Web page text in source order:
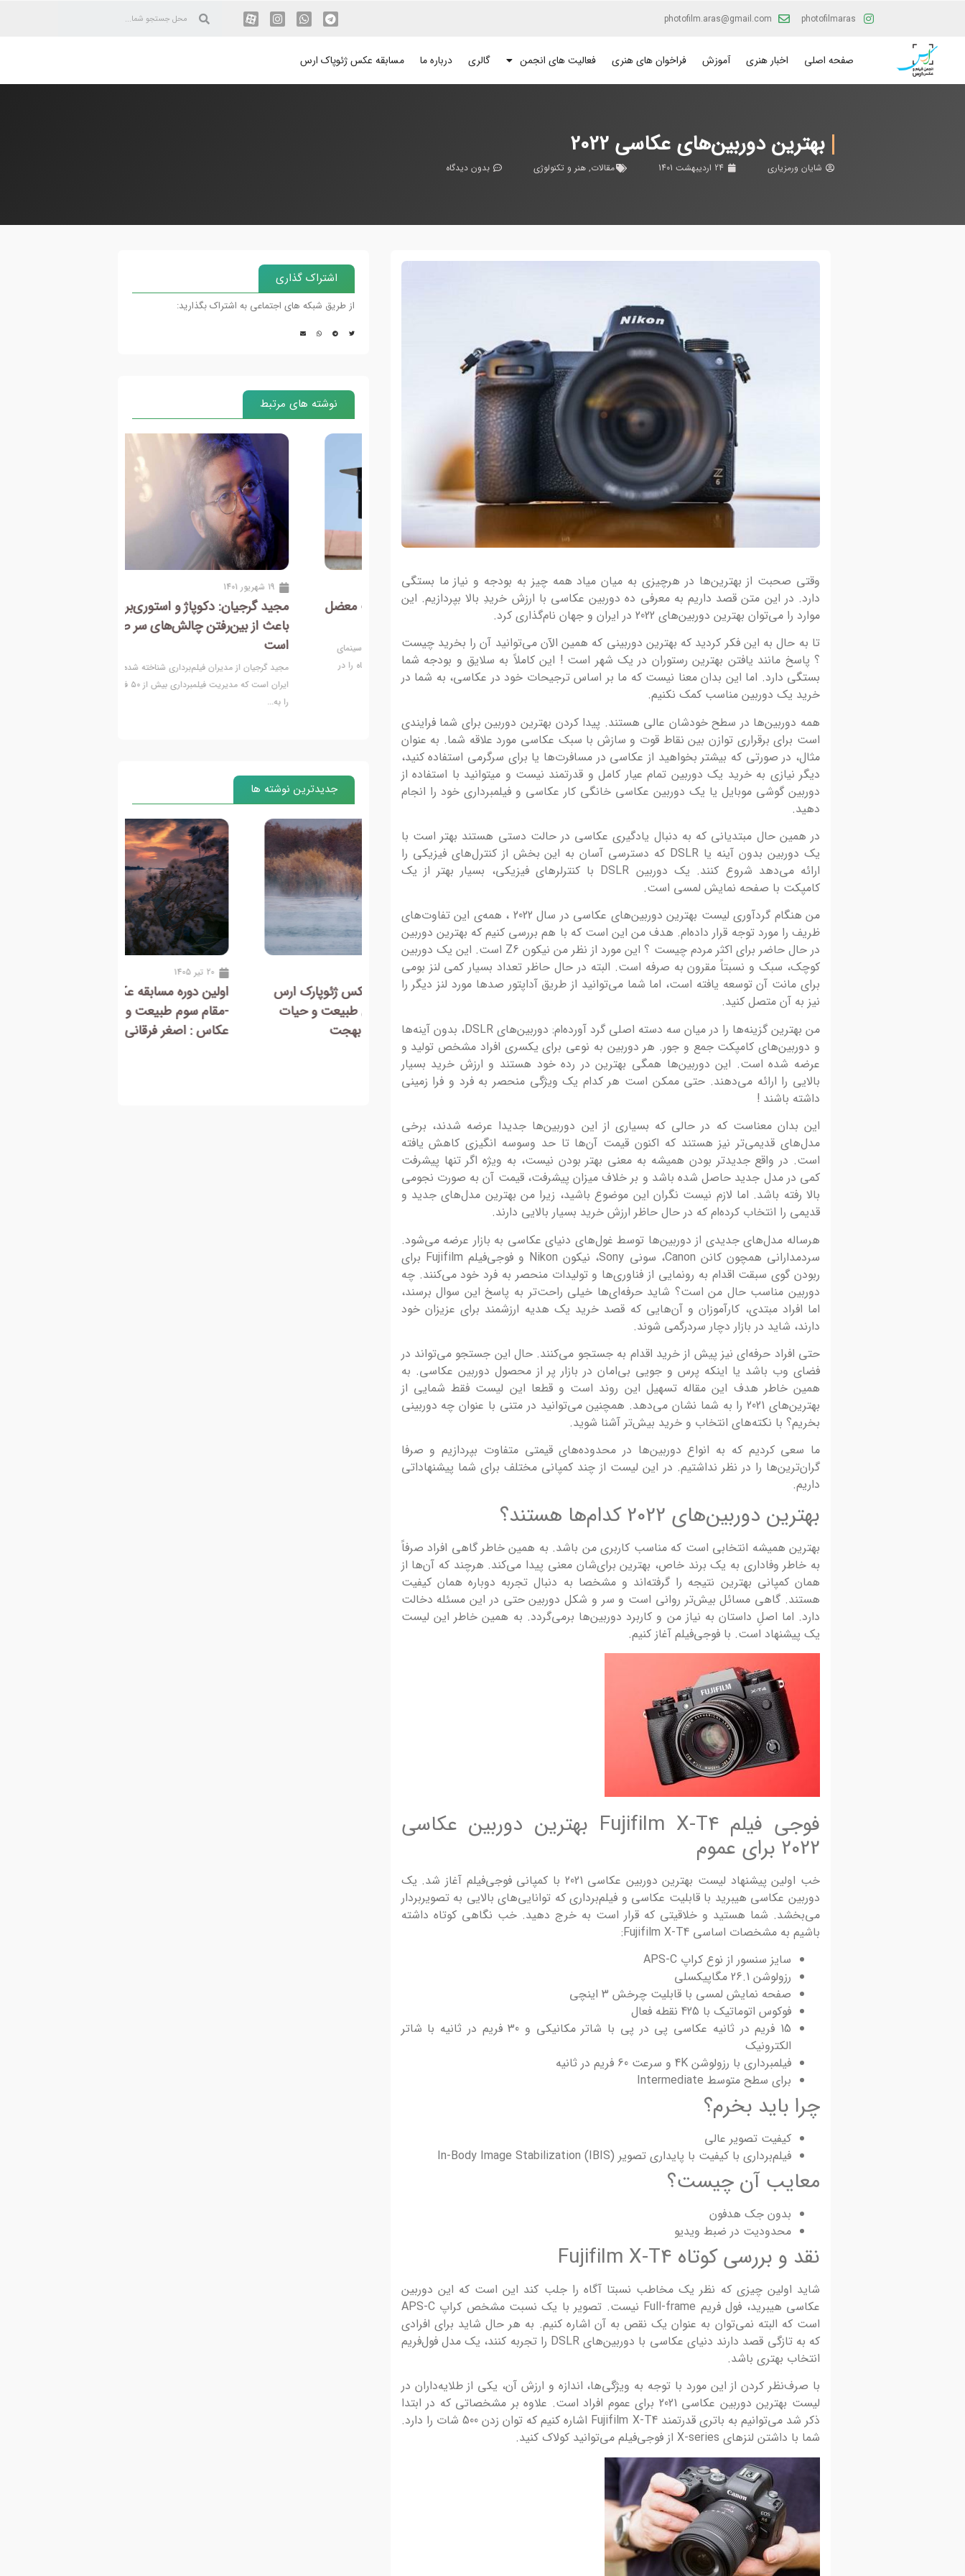
photofilmaras
photofilm.aras@gmail.com
صفحه اصلی اخبار هنری آموزش فراخوان های هنری فعالیت های انجمن گالری درباره ما مسابقه عکس ژئوپاک ارس
بهترین دوربین‌های عکاسی 2022
شایان ورمزیاری 24 اردیبهشت 1401 مقالات, هنر و تکنولوژی بدون دیدگاه
وقتی صحبت از بهترین‌ها در هرچیزی به میان میاد همه چیز به بودجه و نیاز ما بستگی
دارد. در این متن قصد داریم به معرفی ده دوربین عکاسی با ارزش خریدِ بالا بپردازیم. این
موارد را می‌توان بهترین دوربین‌های 2022 در ایران و جهان نام‌گذاری کرد.
تا به حال به این فکر کردید که بهترین دوربینی که همین الآن می‌توانید آن را بخرید چیست
؟ پاسخ مانند یافتن بهترین رستوران در یک شهر است ! این کاملاً به سلایق و بودجه شما
بستگی دارد. اما این بدان معنا نیست که ما بر اساس ترجیحات خود در عکاسی، به شما در
خرید یک دوربین مناسب کمک نکنیم.
همه دوربین‌ها در سطح خودشان عالی هستند. پیدا کردن بهترین دوربین برای شما فرایندی
است برای برقراری توازن بین نقاط قوت و سازش با سبک عکاسی مورد علاقه شما. به عنوان
مثال، در صورتی که بیشتر بخواهید از عکاسی در مسافرت‌ها یا برای سرگرمی استفاده کنید،
دیگر نیازی به خرید یک دوربین تمام عیار کامل و قدرتمند نیست و میتوانید با استفاده از
دوربین گوشی موبایل یا یک دوربین عکاسی خانگی کار عکاسی و فیلمبرداری خود را انجام
دهید.
در همین حال مبتدیانی که به دنبال یادگیری عکاسی در حالت دستی هستند بهتر است با
یک دوربین بدون آینه یا DSLR که دسترسی آسان به این بخش از کنترل‌های فیزیکی را
ارائه می‌دهد شروع کنند. یک دوربین DSLR با کنترلرهای فیزیکی، بسیار بهتر از یک
کامپکت با صفحه نمایش لمسی است.
من هنگام گردآوری لیست بهترین دوربین‌های عکاسی در سال 2022 ، همه‌ی این تفاوت‌های
ظریف را مورد توجه قرار داده‌ام. هدف من این است که با هم بررسی کنیم که بهترین دوربین
در حال حاضر برای اکثر مردم چیست ؟ این مورد از نظر من نیکون Z6 است. این یک دوربین
کوچک، سبک و نسبتاً مقرون به صرفه است. البته در حال حاظر تعداد بسیار کمی لنز بومی
برای مانت آن توسعه یافته است، اما شما می‌توانید از طریق آداپتور صدها مورد لنز دیگر را
نیز به آن متصل کنید.
من بهترین گزینه‌ها را در میان سه دسته اصلی گرد آورده‌ام: دوربین‌های DSLR، بدون آینه‌ها
و دوربین‌های کامپکت جمع و جور. هر دوربین به نوعی برای یکسری افراد مشخص تولید و
عرضه شده است. این دوربین‌ها همگی بهترین در رده خود هستند و ارزش خرید بسیار
بالایی را ارائه می‌دهند. حتی ممکن است هر کدام یک ویژگی منحصر به فرد و فرا زمینی
داشته باشند !
این بدان معناست که در حالی که بسیاری از این دوربین‌ها جدیدا عرضه شدند، برخی
مدل‌های قدیمی‌تر نیز هستند که اکنون قیمت آن‌ها تا حد وسوسه انگیزی کاهش یافته
است. در واقع جدیدتر بودن همیشه به معنی بهتر بودن نیست، به ویژه اگر تنها پیشرفت
کمی در مدل جدید حاصل شده باشد و بر خلاف میزان پیشرفت، قیمت آن به صورت نجومی
بالا رفته باشد. اما لازم نیست نگران این موضوع باشید، زیرا من بهترین مدل‌های جدید و
قدیمی را انتخاب کرده‌ام که در حال حاظر ارزش خرید بسیار بالایی دارند.
هرساله مدل‌های جدیدی از دوربین‌ها توسط غول‌های دنیای عکاسی به بازار عرضه می‌شود.
سردمدارانی همچون کانن Canon،‌ سونی Sony، نیکون Nikon و فوجی‌فیلم Fujifilm برای
ربودن گوی سبقت اقدام به رونمایی از فناوری‌ها و تولیدات منحصر به فرد خود می‌کنند. چه
دوربین مناسب حال من است؟ شاید حرفه‌ای‌ها خیلی راحت‌تر به پاسخ این سوال برسند،
اما افراد مبتدی، کارآموزان و آن‌هایی که قصد خرید یک هدیه‌ ارزشمند برای عزیزان خود
دارند، شاید در بازار دچار سردرگمی شوند.
حتی افراد حرفه‌ای نیز پیش از خرید اقدام به جستجو می‌کنند. حال این جستجو می‌تواند در
فضای وب باشد یا اینکه پرس و جویی بی‌امان در بازار پر از محصول دوربین عکاسی. به
همین خاطر هدف این مقاله تسهیل این روند است و قطعا این لیست فقط شمایی از
بهترین‌های 2021 را به شما نشان می‌دهد. همچنین می‌توانید در متنی با عنوان چه دوربینی
بخریم؟ با نکته‌های انتخاب و خرید بیش‌تر آشنا شوید.
ما سعی کردیم که به انواع دوربین‌ها در محدوده‌های قیمتی متفاوت بپردازیم و صرفا
گران‌ترین‌ها را در نظر نداشتیم. در این لیست از چند کمپانی مختلف برای شما پیشنهاداتی
داریم.
بهترین دوربین‌های 2022 کدام‌ها هستند؟‌
بهترین همیشه انتخابی است که مناسب کاربری من باشد. به همین خاطر گاهی افراد صرفاً
به خاطر وفاداری به یک برند خاص، بهترین برای‌شان معنی پیدا می‌کند. هرچند که آن‌ها از
همان کمپانی بهترین نتیجه را گرفته‌اند و مشخصا به دنبال تجربه‌ دوباره همان کیفیت
هستند. گاهی مسائل بیش‌تر روانی است و سر و شکل دوربین حتی در این مسئله دخالت
دارد. اما اصلِ داستان به نیاز من و کاربرد دوربین‌ها برمی‌گردد. به همین خاطر این لیست
یک پیشنهاد است. با فوجی‌فیلم آغاز کنیم.
فوجی‌ فیلم Fujifilm X-T4 بهترین دوربین عکاسی
2022 برای عموم
خب اولین پیشنهاد لیست بهترین دوربین عکاسی 2021 با کمپانی فوجی‌فیلم آغاز شد. یک
دوربین عکاسی هیبرید با قابلیت عکاسی و فیلم‌برداری که توانایی‌های بالایی به تصویربردار
می‌بخشد. شما هستید و خلاقیتی که قرار است به خرج دهید. خب نگاهی کوتاه داشته
باشیم به مشخصات اساسی Fujifilm X-T4:
سایز سنسور از نوع کراپ APS-C
رزولوشن 26.1 مگاپیکسلی
صفحه نمایش لمسی با قابلیت چرخش 3 اینچی
فوکوس اتوماتیک با 425 نقطه فعال
15 فریم در ثانیه عکاسی پی در پی با شاتر مکانیکی و 30 فریم در ثانیه با شاتر
الکترونیک
فیلمبرداری با رزولوشن 4K و سرعت 60 فریم در ثانیه
برای سطح متوسط Intermediate
چرا باید بخرم؟‌
کیفیت تصویر عالی
فیلم‌برداری با کیفیت با پایداری تصویر In-Body Image Stabilization (IBIS)
معایب آن چیست؟
بدون جک هدفون
محدودیت در ضبط ویدیو
نقد و بررسی کوتاه Fujifilm X-T4
شاید اولین چیزی که نظر یک مخاطب نسبتا آگاه را جلب کند این است که این دوربین
عکاسی هیبرید، فول‌ فریم Full-frame نیست. تصویر با یک نسبت مشخص کراپ APS-C
است که البته نمی‌توان به عنوان یک نقص به آن اشاره کنیم. به هر حال شاید برای افرادی
که به تازگی قصد دارند دنیای عکاسی با دوربین‌های DSLR را تجربه کنند، یک مدل فول‌فریم
انتخاب بهتری باشد.
با صرف‌نظر کردن از این مورد با توجه به ویژگی‌ها، اندازه و ارزش آن، یکی از طلایه‌داران در
لیست بهترین دوربین عکاسی 2021 برای عموم افراد است. علاوه بر مشخصاتی که در ابتدا
ذکر شد می‌توانیم به باتری قدرتمند Fujifilm X-T4 اشاره کنیم که توان زدن 500 شات را دارد.
شما با داشتن لنزهای X-series از فوجی‌فیلم می‌توانید کولاک کنید.
اشتراک گذاری
از طریق شبکه های اجتماعی به اشتراک بگذارید:
نوشته های مرتبط
18 مرداد 1401
عدسی‌های آنامورفیک(معرفی و کاربرد
آن در نسل جدید دوربین‌های دیجیتال)
کلمه آنامورفیک ترکیب دو واژه یونانی Annaبه معنی
دوباره و Morphos به معنی شکل‌دهی است. بیش از صد
و سی سال...
8 مهر 1401
سکانس-پلان و دوربین روی دست معضل
فیلم کوتاه شده است
مسعود سلامی از مدیران فیلم‌برداری صاحب‌نام سینمای
ایران، مدیریت فیلم‌برداری بیش از صد فیلم کوتاه را در
کنار فیلم‌برداری آثار...
مجید گرجیان: دکوپاژ و استوری‌برد دقیق
باعث از بین‌رفتن چالش‌های سر صحنه
است
مجید گرجیان از مدیران فیلم‌برداری شناخته شده سینمای
ایران است که مدیریت فیلمبرداری بیش از ۵۰ فیلم کوتاه
جدیدترین نوشته ها
20 تیر 1405
فراخوان برگزاری اولین اینفوتور
هنرمندان عکاسی
فراخوان برگزاری اولین تور آشناسازی هنرمندان عکاسی با
ظرفیت‌های ژئوپارک جهانی یونسکو ارس و عکاسی از
ژئوسایت‌ها ژئوپارک جهانی یونسکو...
20 تیر 1405
اولین دوره مسابقه عکس ژئوپارک ارس
وحش-عکاس : امین بهجت
اولین دوره مسابقه عکس ژئوپارک ارس
-مقام سوم طبیعت و حیات وحش-
عکاس : اصغر فرقانی